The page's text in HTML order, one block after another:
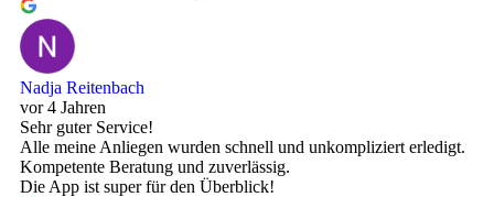
Nadja Reitenbach
vor 4 Jahren
Sehr guter Service!
Alle meine Anliegen wurden schnell und unkompliziert erledigt.
Kompetente Beratung und zuverlässig.
Die App ist super für den Überblick!